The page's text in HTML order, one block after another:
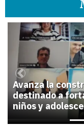
Avanza la
destinado a
niños y
Previous